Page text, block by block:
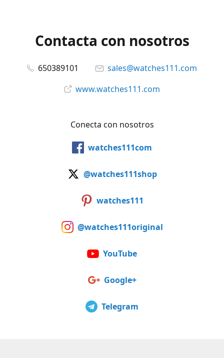
Contacta con nosotros
650389101
sales@watches111.com
www.watches111.com
Conecta con nosotros
watches111com
@watches111shop
watches111
@watches111original
YouTube
Google+
Telegram